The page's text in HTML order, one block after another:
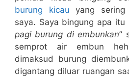
burung kicau yang sering
saya. Saya bingung apa itu
pagi burung di embunkan”
semprot air embun
dimaksud burung
digantang diluar ruangan